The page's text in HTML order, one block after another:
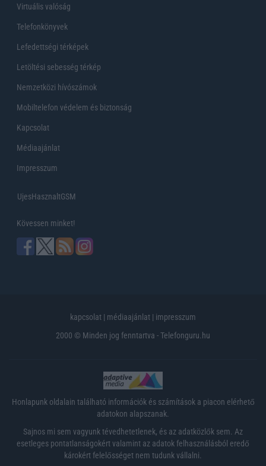
Virtuális valóság
Telefonkönyvek
Lefedettségi térképek
Letöltési sebesség térkép
Nemzetközi hívószámok
Mobiltelefon védelem és biztonság
Kapcsolat
Médiaajánlat
Impresszum
UjesHasznaltGSM
Kövessen minket!
kapcsolat | médiaajánlat | impresszum
2000 © Minden jog fenntartva - Telefonguru.hu
Honlapunk oldalain található információk és számítások a piacon elérhető
adatokon alapszanak.
Sajnos mi sem vagyunk tévedhetetlenek, és az adatközlők sem. Az
esetleges pontatlanságokért valamint az adatok felhasználásból eredő
károkért felelősséget nem tudunk vállalni.